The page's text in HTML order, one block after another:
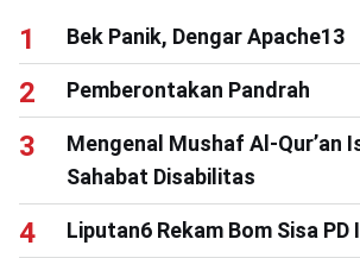
Bek Panik, Dengar Apache13
Pemberontakan Pandrah
Mengenal Mushaf Al-Qur’an
Sahabat Disabilitas
Liputan6 Rekam Bom Sisa PD